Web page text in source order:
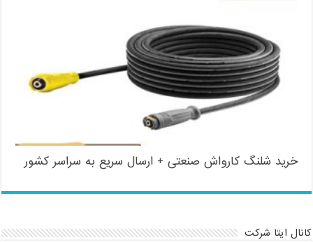
خرید شلنگ کارواش صنعتی + ارسال سریع به سراسر کشور
کانال ایتا شرکت